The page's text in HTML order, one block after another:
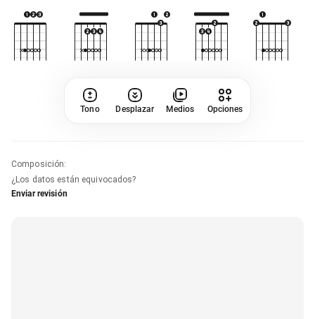
Tono Desplazar Medios Opciones
Composición:
¿Los datos están equivocados?
Enviar revisión